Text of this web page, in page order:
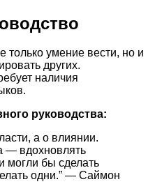
только умение вести, но и
других.
наличия
руководства:
а о влиянии.
— вдохновлять
могли бы сделать
одни.” — Саймон